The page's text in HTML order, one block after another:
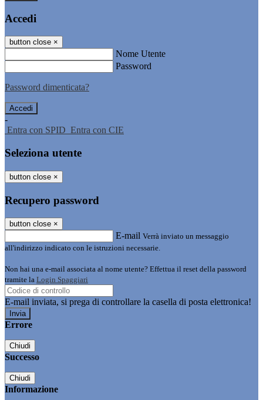
Accedi
button close ×
Nome Utente
Password
Password dimenticata?
-
Entra con SPID Entra con CIE
Seleziona utente
button close ×
Recupero password
button close ×
E-mail Verrà inviato un messaggio
all'indirizzo indicato con le istruzioni necessarie.
Non hai una e-mail associata al nome utente? Effettua il reset della password
tramite la Login Spaggiari
E-mail inviata, si prega di controllare la casella di posta elettronica!
Errore
Chiudi
Successo
Chiudi
Informazione